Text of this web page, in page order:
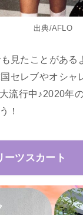
出典/AFLO
見たことがある
国セレブやオシ
流行中♪2020年
！
ーツスカート